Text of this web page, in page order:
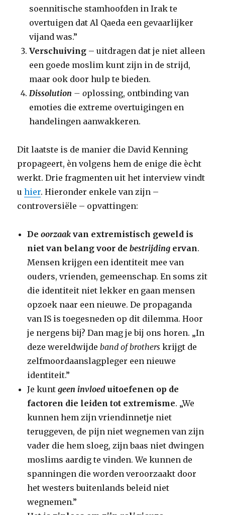
soennitische stamhoofden in Irak te
overtuigen dat Al Qaeda een gevaarlijker
vijand was.”
Verschuiving – uitdragen dat je niet alleen
een goede moslim kunt zijn in de strijd,
maar ook door hulp te bieden.
Dissolution – oplossing, ontbinding van
emoties die extreme overtuigingen en
handelingen aanwakkeren.
Dit laatste is de manier die David Kenning
propageert, èn volgens hem de enige die ècht
werkt. Drie fragmenten uit het interview vindt
uhier. Hieronder enkele van zijn –
controversiële – opvattingen:
Deoorzaakvan extremistisch geweld is
niet van belang voor debestrijding ervan.
Mensen krijgen een identiteit mee van
ouders, vrienden, gemeenschap. En soms zit
die identiteit niet lekker en gaan mensen
opzoek naar een nieuwe. De propaganda
van IS is toegesneden op dit dilemma. Hoor
je nergens bij? Dan mag je bij ons horen. „In
deze wereldwijdeband of brothers krijgt de
zelfmoordaanslagpleger een nieuwe
identiteit.”
Je kuntgeen invloeduitoefenen op de
factoren die leiden tot extremisme. „We
kunnen hem zijn vriendinnetje niet
teruggeven, de pijn niet wegnemen van zijn
vader die hem sloeg, zijn baas niet dwingen
moslims aardig te vinden. We kunnen de
spanningen die worden veroorzaakt door
het westers buitenlands beleid niet
wegnemen.”